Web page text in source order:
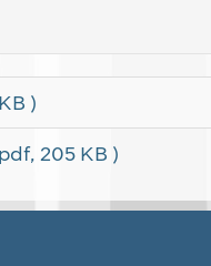
)
205 KB )